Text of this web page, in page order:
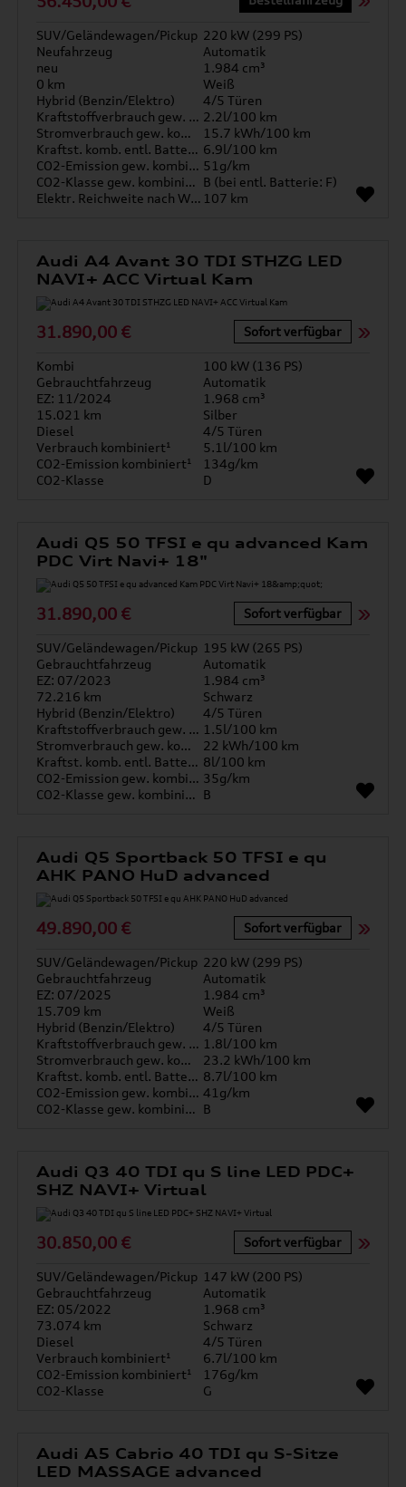
SUV/Geländewagen/Pickup 220 kW (299 PS)
Neufahrzeug
Automatik
neu
1.984 cm³
0 km
Weiß
Hybrid (Benzin/Elektro)
4/5 Türen
Kraftstoffverbrauch gew. kombiniert 2.2l/100 km
Stromverbrauch gew. kombiniert
15.7 kWh/100 km
Kraftst. komb. entl. Batterie 6.9l/100 km
CO2-Emission gew. kombiniert 51g/km
CO2-Klasse gew. kombiniert B (bei entl. Batterie: F)
Elektr. Reichweite nach WLTP* 107 km
Audi A4 Avant 30 TDI STHZG LED
NAVI+ ACC Virtual Kam
31.890,00 € Sofort verfügbar
Kombi
100 kW (136 PS)
Gebrauchtfahrzeug
Automatik
EZ: 11/2024
1.968 cm³
15.021 km
Silber
Diesel
4/5 Türen
Verbrauch kombiniert¹
5.1l/100 km
CO2-Emission kombiniert¹
134g/km
CO2-Klasse
D
Audi Q5 50 TFSI e qu advanced Kam
PDC Virt Navi+ 18"
31.890,00 € Sofort verfügbar
SUV/Geländewagen/Pickup 195 kW (265 PS)
Gebrauchtfahrzeug
Automatik
EZ: 07/2023
1.984 cm³
72.216 km
Schwarz
Hybrid (Benzin/Elektro)
4/5 Türen
Kraftstoffverbrauch gew. kombiniert 1.5l/100 km
Stromverbrauch gew. kombiniert
22 kWh/100 km
Kraftst. komb. entl. Batterie 8l/100 km
CO2-Emission gew. kombiniert 35g/km
CO2-Klasse gew. kombiniert B
Audi Q5 Sportback 50 TFSI e qu
AHK PANO HuD advanced
49.890,00 € Sofort verfügbar
SUV/Geländewagen/Pickup 220 kW (299 PS)
Gebrauchtfahrzeug
Automatik
EZ: 07/2025
1.984 cm³
15.709 km
Weiß
Hybrid (Benzin/Elektro)
4/5 Türen
Kraftstoffverbrauch gew. kombiniert 1.8l/100 km
Stromverbrauch gew. kombiniert
23.2 kWh/100 km
Kraftst. komb. entl. Batterie 8.7l/100 km
CO2-Emission gew. kombiniert 41g/km
CO2-Klasse gew. kombiniert B
Audi Q3 40 TDI qu S line LED PDC+
SHZ NAVI+ Virtual
30.850,00 € Sofort verfügbar
SUV/Geländewagen/Pickup 147 kW (200 PS)
Gebrauchtfahrzeug
Automatik
EZ: 05/2022
1.968 cm³
73.074 km
Schwarz
Diesel
4/5 Türen
Verbrauch kombiniert¹
6.7l/100 km
CO2-Emission kombiniert¹
176g/km
CO2-Klasse
G
Audi A5 Cabrio 40 TDI qu S-Sitze
LED MASSAGE advanced